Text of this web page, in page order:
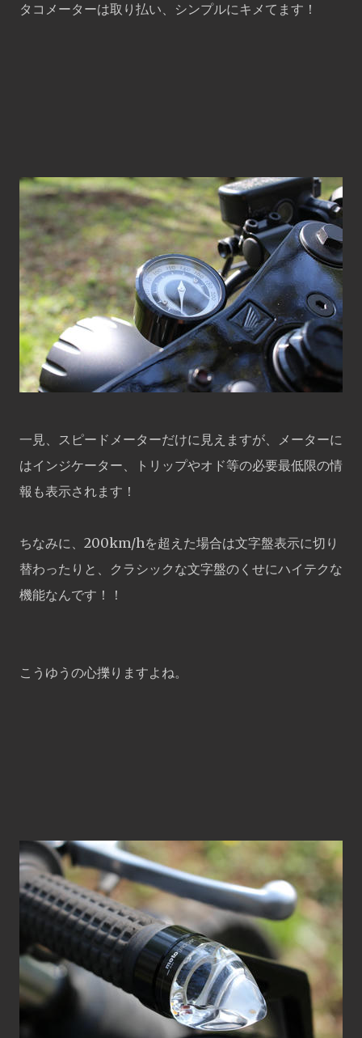
タコメーターは取り払い、シンプルにキメてます！
一見、スピードメーターだけに見えますが、メーターに
はインジケーター、トリップやオド等の必要最低限の情
報も表示されます！
ちなみに、200km/hを超えた場合は文字盤表示に切り
替わったりと、クラシックな文字盤のくせにハイテクな
機能なんです！！
こうゆうの心擽りますよね。